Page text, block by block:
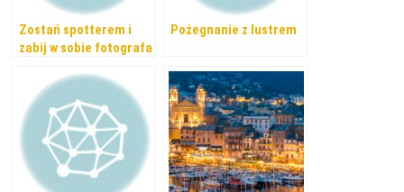
Zostań spotterem i
zabij w sobie fotografa
Pożegnanie z lustrem